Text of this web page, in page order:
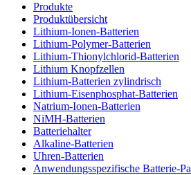
Produkte
Produktübersicht
Lithium-Ionen-Batterien
Lithium-Polymer-Batterien
Lithium-Thionylchlorid-Batterien
Lithium Knopfzellen
Lithium-Batterien zylindrisch
Lithium-Eisenphosphat-Batterien
Natrium-Ionen-Batterien
NiMH-Batterien
Batteriehalter
Alkaline-Batterien
Uhren-Batterien
Anwendungsspezifische Batterie-